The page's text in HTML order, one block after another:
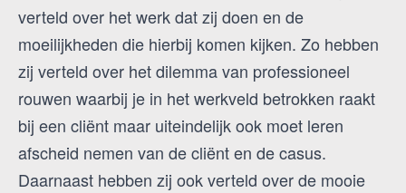
verteld over het werk dat zij doen en de
moeilijkheden die hierbij komen kijken. Zo hebben
zij verteld over het dilemma van professioneel
rouwen waarbij je in het werkveld betrokken raakt
bij een cliënt maar uiteindelijk ook moet leren
afscheid nemen van de cliënt en de casus.
Daarnaast hebben zij ook verteld over de mooie